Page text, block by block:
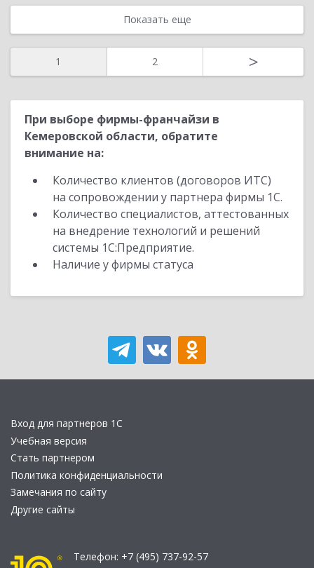
Показать еще
1 2 >
При выборе фирмы-франчайзи в
Кемеровской области, обратите
внимание на:
Количество клиентов (договоров ИТС)
на сопровождении у партнера фирмы 1С.
Количество специалистов, аттестованных
на внедрение технологий и решений
системы 1С:Предприятие.
Наличие у фирмы статуса
Вход для партнеров 1С
Учебная версия
Стать партнером
Политика конфиденциальности
Замечания по сайту
Другие сайты
Телефон: +7 (495) 737-92-57